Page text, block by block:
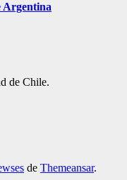
Argentina
de Chile.
de Themeansar.